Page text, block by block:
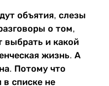
объятия, слезы
о том,
выбрать и какой
жизнь. А
Потому что
списке не